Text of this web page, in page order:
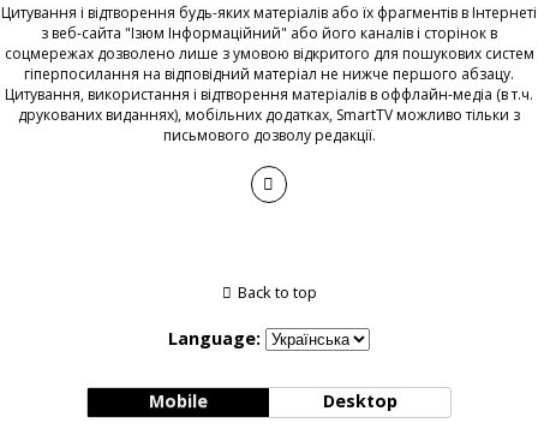
Цитування і відтворення будь-яких матеріалів або їх фрагментів в Інтернеті
з веб-сайта "Ізюм Інформаційний" або його каналів і сторінок в
соцмережах дозволено лише з умовою відкритого для пошукових систем
гіперпосилання на відповідний матеріал не нижче першого абзацу.
Цитування, використання і відтворення матеріалів в оффлайн-медіа (в т.ч.
друкованих виданнях), мобільних додатках, SmartTV можливо тільки з
письмового дозволу редакції.
Back to top
Language:
Mobile Desktop